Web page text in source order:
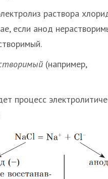
раствора
если анод
(например,
процесс